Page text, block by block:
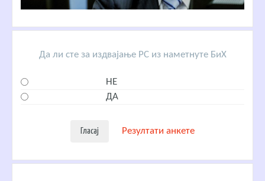
Да ли сте за издвајање РС из наметнуте БиХ
НЕ
ДА
Резултати анкете